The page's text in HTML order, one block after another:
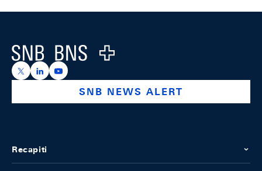
Logo
https://x.com/snb_bns
https://ch.linkedin.com/company/swiss-national-
https://www.youtube.com/@swissnationalbank
SNB NEWS ALERT
Recapiti